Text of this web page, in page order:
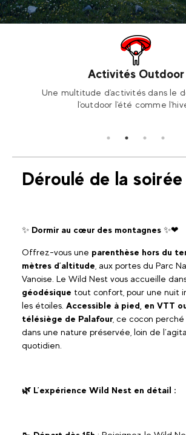
Activités Outdoor
Une multitude d'activités dans le
l'outdoor l'été comme
Déroulé de la soirée
✨ Dormir au cœur des montagnes ✨❤
Offrez-vous une parenthèse hors du
mètres d’altitude , aux portes du Parc
Vanoise. Le Wild Nest vous accueille
géodésique tout confort, pour une nuit
les étoiles. Accessible à pied, en VTT
télésiège de Palafour, ce cocon perché
dans une nature préservée, loin de
quotidien.
🌿 L’expérience Wild Nest en détail :